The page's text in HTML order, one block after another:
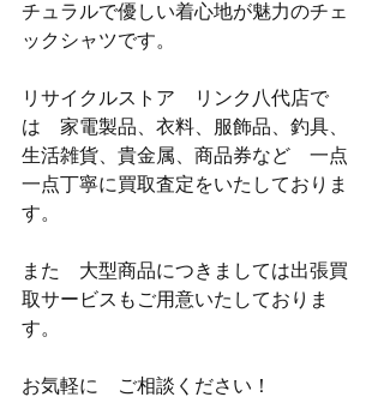
チュラルで優しい着心地が魅力のチェ
ックシャツです。
リサイクルストア　リンク八代店で
は　家電製品、衣料、服飾品、釣具、
生活雑貨、貴金属、商品券など　一点
一点丁寧に買取査定をいたしておりま
す。
また　大型商品につきましては出張買
取サービスもご用意いたしておりま
す。
お気軽に　ご相談ください！